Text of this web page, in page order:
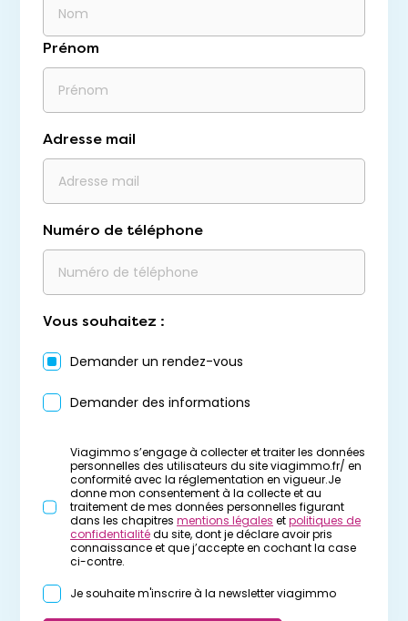
Prénom
Adresse mail
Numéro de téléphone
Vous souhaitez :
Demander un rendez-vous
Demander des informations
Viagimmo s’engage à collecter et traiter les données
personnelles des utilisateurs du site viagimmo.fr/ en
conformité avec la réglementation en vigueur.Je
donne mon consentement à la collecte et au
traitement de mes données personnelles figurant
dans les chapitres mentions légales etpolitiques de
confidentialitédu site, dont je déclare avoir pris
connaissance et que j’accepte en cochant la case
ci-contre.
Je souhaite m'inscrire à la newsletter viagimmo